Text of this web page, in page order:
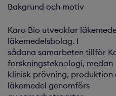
Bakgrund och motiv
Karo Bio utvecklar
läkemedelsbolag. I
sådana samarbeten tillför
forskningsteknologi, medan
klinisk prövning,
läkemedel genomförs